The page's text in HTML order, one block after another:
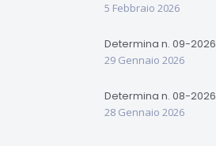
5 Febbraio 2026
Determina n. 09-2026
29 Gennaio 2026
Determina n. 08-2026
28 Gennaio 2026